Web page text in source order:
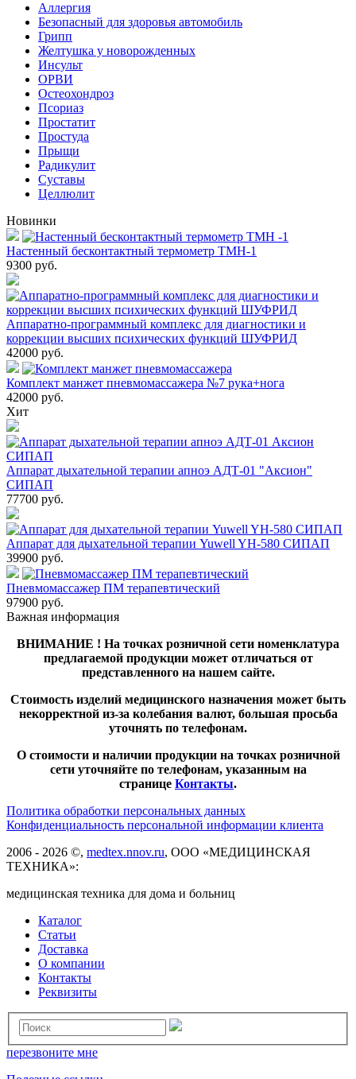
Аллергия
Безопасный для здоровья автомобиль
Грипп
Желтушка у новорожденных
Инсульт
ОРВИ
Остеохондроз
Пcориаз
Простатит
Простуда
Прыщи
Радикулит
Суставы
Целлюлит
Новинки
Настенный бесконтактный термометр ТМН-1
9300 руб.
Аппаратно-программный комплекс для диагностики и
коррекции высших психических функций ШУФРИД
42000 руб.
Комплект манжет пневмомассажера №7 рука+нога
42000 руб.
Хит
Аппарат дыхательной терапии апноэ АДТ-01 "Аксион"
СИПАП
77700 руб.
Аппарат для дыхательной терапии Yuwell YH-580 СИПАП
39900 руб.
Пневмомассажер ПМ терапевтический
97900 руб.
Важная информация
ВНИМАНИЕ ! На точках розничной сети номенклатура
предлагаемой продукции может отличаться от
представленного на нашем сайте.
Стоимость изделий медицинского назначения может быть
некорректной из-за колебания валют, большая просьба
уточнять по телефонам.
О стоимости и наличии продукции на точках розничной
сети уточняйте по телефонам, указанным на
странице Контакты.
Политика обработки персональных данных
Конфиденциальность персональной информации клиента
2006 - 2026 ©, medtex.nnov.ru, ООО «МЕДИЦИНСКАЯ
ТЕХНИКА»:
медицинская техника для дома и больниц
Каталог
Статьи
Доставка
О компании
Контакты
Реквизиты
перезвоните мне